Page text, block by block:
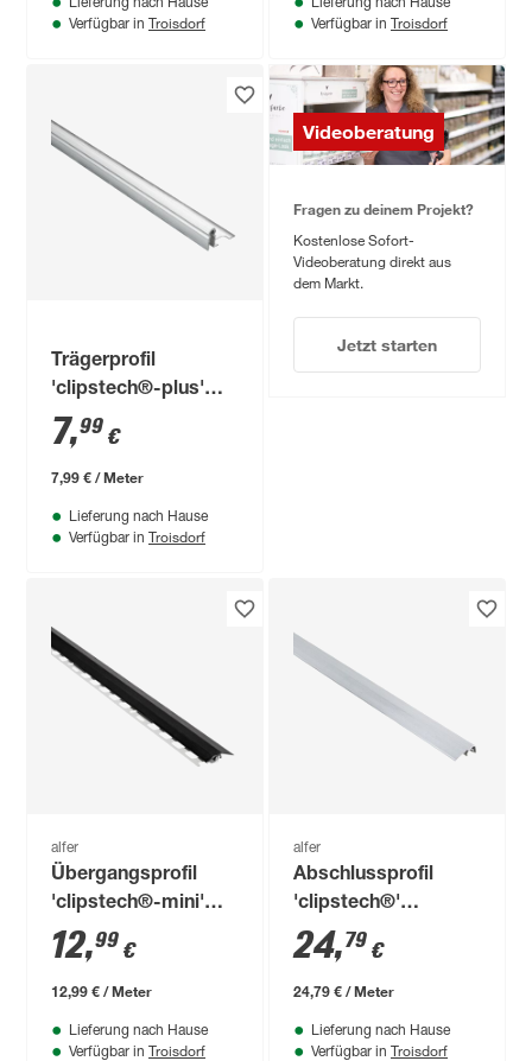
Lieferung nach Hause
Verfügbar in Troisdorf
Lieferung nach Hause
Verfügbar in Troisdorf
Trägerprofil
'clipstech®-plus'
Aluminium silber
1000 x 30 x 20 mm
7,99 €
7,99 € / Meter
Lieferung nach Hause
Verfügbar in Troisdorf
Videoberatung
Fragen zu deinem Projekt?
Kostenlose Sofort-
Videoberatung direkt aus
dem Markt.
Jetzt starten
alfer
Übergangsprofil
'clipstech®-mini'
Aluminium schwarz
1000 x 31 mm
12,99 €
12,99 € / Meter
Lieferung nach Hause
Verfügbar in Troisdorf
alfer
Abschlussprofil
'clipstech®'
Aluminium grau
1000 x 12,5 mm
24,79 €
24,79 € / Meter
Lieferung nach Hause
Verfügbar in Troisdorf